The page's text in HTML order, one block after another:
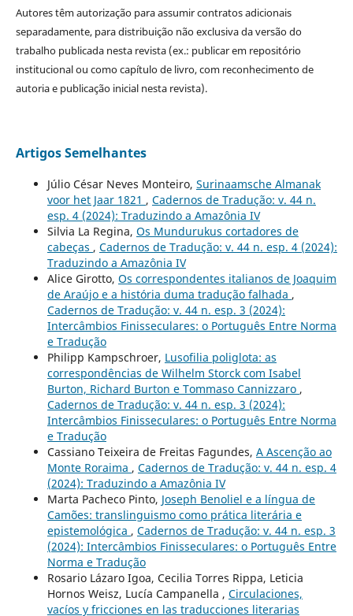
Autores têm autorização para assumir contratos adicionais
separadamente, para distribuição não exclusiva da versão do
trabalho publicada nesta revista (ex.: publicar em repositório
institucional ou como capítulo de livro, com reconhecimento de
autoria e publicação inicial nesta revista).
Artigos Semelhantes
Júlio César Neves Monteiro, Surinaamsche Almanak
voor het Jaar 1821 , Cadernos de Tradução: v. 44 n.
esp. 4 (2024): Traduzindo a Amazônia IV
Silvia La Regina, Os Mundurukus cortadores de
cabeças , Cadernos de Tradução: v. 44 n. esp. 4 (2024):
Traduzindo a Amazônia IV
Alice Girotto, Os correspondentes italianos de Joaquim
de Araújo e a história duma tradução falhada ,
Cadernos de Tradução: v. 44 n. esp. 3 (2024):
Intercâmbios Finisseculares: o Português Entre Norma
e Tradução
Philipp Kampschroer, Lusofilia poliglota: as
correspondências de Wilhelm Storck com Isabel
Burton, Richard Burton e Tommaso Cannizzaro ,
Cadernos de Tradução: v. 44 n. esp. 3 (2024):
Intercâmbios Finisseculares: o Português Entre Norma
e Tradução
Cassiano Teixeira de Freitas Fagundes, A Ascenção ao
Monte Roraima , Cadernos de Tradução: v. 44 n. esp. 4
(2024): Traduzindo a Amazônia IV
Marta Pacheco Pinto, Joseph Benoliel e a língua de
Camões: translinguismo como prática literária e
epistemológica , Cadernos de Tradução: v. 44 n. esp. 3
(2024): Intercâmbios Finisseculares: o Português Entre
Norma e Tradução
Rosario Lázaro Igoa, Cecilia Torres Rippa, Leticia
Hornos Weisz, Lucía Campanella , Circulaciones,
vacíos y fricciones en las traducciones literarias